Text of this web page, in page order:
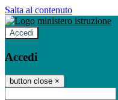
Salta al contenuto
Accedi
Accedi
button close ×